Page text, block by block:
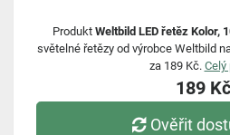
Produkt Weltbild LED řetěz Kolor,
světelné řetězy od výrobce Weltbild
za 189 Kč. Celý
189 Kč
Ověřit